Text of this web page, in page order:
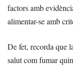
factors amb
alimentar-se amb
De fet, recorda que
salut com fumar